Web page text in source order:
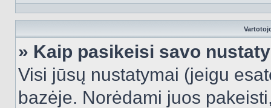
» Kaip pasikeisi savo
Visi jūsų nustatymai (jeigu
bazėje. Norėdami juos